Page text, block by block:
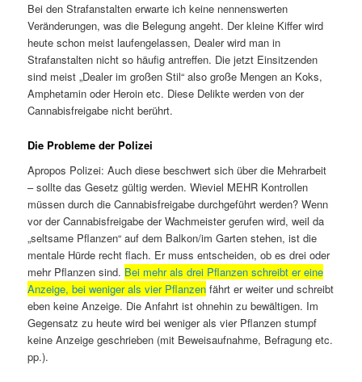
Bei den Strafanstalten erwarte ich keine nennenswerten
Veränderungen, was die Belegung angeht. Der kleine Kiffer wird
heute schon meist laufengelassen, Dealer wird man in
Strafanstalten nicht so häufig antreffen. Die jetzt Einsitzenden
sind meist „Dealer im großen Stil“ also große Mengen an Koks,
Amphetamin oder Heroin etc. Diese Delikte werden von der
Cannabisfreigabe nicht berührt.
Die Probleme der Polizei
Apropos Polizei: Auch diese beschwert sich über die Mehrarbeit
– sollte das Gesetz gültig werden. Wieviel MEHR Kontrollen
müssen durch die Cannabisfreigabe durchgeführt werden? Wenn
vor der Cannabisfreigabe der Wachmeister gerufen wird, weil da
„seltsame Pflanzen“ auf dem Balkon/im Garten stehen, ist die
mentale Hürde recht flach. Er muss entscheiden, ob es drei oder
mehr Pflanzen sind. Bei mehr als drei Pflanzen schreibt er eine
Anzeige, bei weniger als vier Pflanzen fährt er weiter und schreibt
eben keine Anzeige. Die Anfahrt ist ohnehin zu bewältigen. Im
Gegensatz zu heute wird bei weniger als vier Pflanzen stumpf
keine Anzeige geschrieben (mit Beweisaufnahme, Befragung etc.
pp.).